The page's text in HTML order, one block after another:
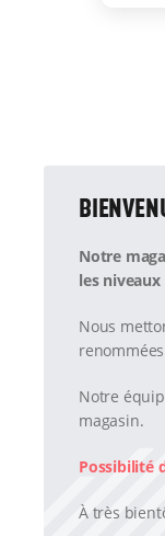
Notre
les
Nous
Notre
magasin.
Possibilité
À très